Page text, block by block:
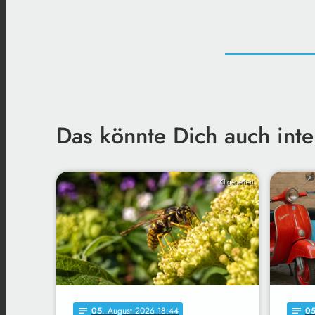
Das könnte Dich auch
KI generiert
notes 05. August 2026 18:44 notes 05